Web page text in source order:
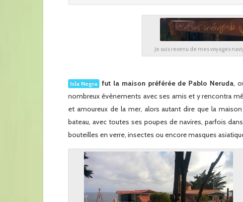
Je suis revenu de mes voyages
Isla Negra fut la maison préférée de Pablo Neruda,
nombreux évènements avec ses amis et y rencontra
et amoureux de la mer, alors autant dire que la
bateau, avec toutes ses poupes de navires, parfois
bouteilles en verre, insectes ou encore masques